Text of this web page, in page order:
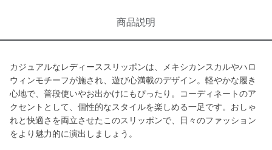
商品説明
カジュアルなレディーススリッポンは、メキシカンスカルやハロ
ウィンモチーフが施され、遊び心満載のデザイン。軽やかな履き
心地で、普段使いやお出かけにもぴったり。コーディネートのア
クセントとして、個性的なスタイルを楽しめる一足です。おしゃ
れと快適さを両立させたこのスリッポンで、日々のファッション
をより魅力的に演出しましょう。